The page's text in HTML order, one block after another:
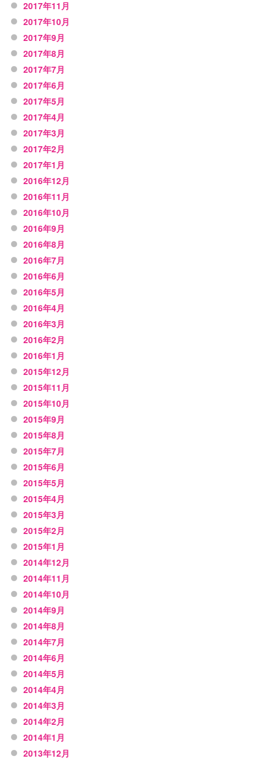
2017年11月
2017年10月
2017年9月
2017年8月
2017年7月
2017年6月
2017年5月
2017年4月
2017年3月
2017年2月
2017年1月
2016年12月
2016年11月
2016年10月
2016年9月
2016年8月
2016年7月
2016年6月
2016年5月
2016年4月
2016年3月
2016年2月
2016年1月
2015年12月
2015年11月
2015年10月
2015年9月
2015年8月
2015年7月
2015年6月
2015年5月
2015年4月
2015年3月
2015年2月
2015年1月
2014年12月
2014年11月
2014年10月
2014年9月
2014年8月
2014年7月
2014年6月
2014年5月
2014年4月
2014年3月
2014年2月
2014年1月
2013年12月